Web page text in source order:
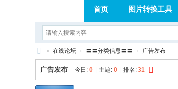
首页 图片转换工具
相册 分享 记录
丽
音
» 在线论坛 › 〓〓分类信息〓〓 › 广告发布
广告发布 今日: 0 主题: 0 排名: 31